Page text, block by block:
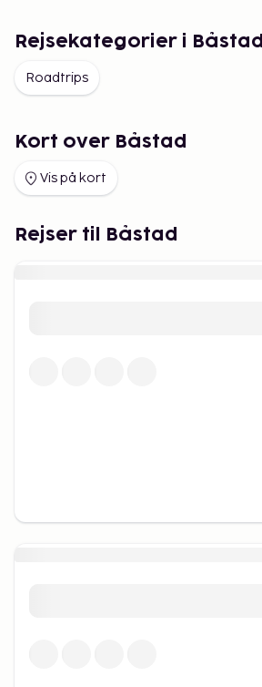
Rejsekategorier i Båstad
Roadtrips
Kort over Båstad
Vis på kort
Rejser til Båstad